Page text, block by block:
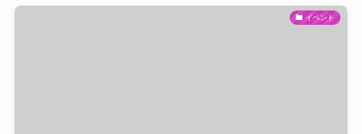
イベント